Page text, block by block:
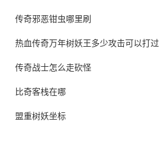
传奇邪恶钳虫哪里刷
热血传奇万年树妖王多少攻击可以打过
传奇战士怎么走砍怪
比奇客栈在哪
盟重树妖坐标